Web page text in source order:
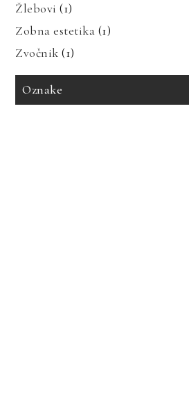
Žlebovi (1)
Zobna estetika (1)
Zvočnik (1)
Oznake